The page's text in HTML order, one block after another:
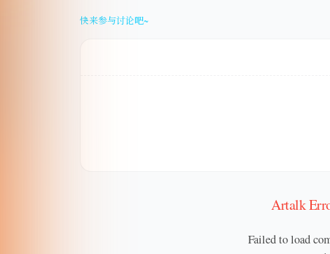
快来参与讨论吧~
Artalk
Failed to load